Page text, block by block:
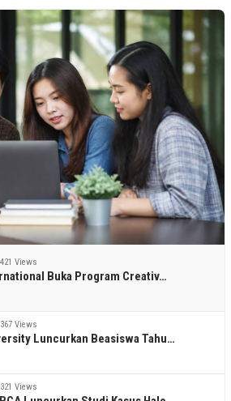
421 Views
Buka Program Creativ…
367 Views
Luncurkan Beasiswa Tahu…
321 Views